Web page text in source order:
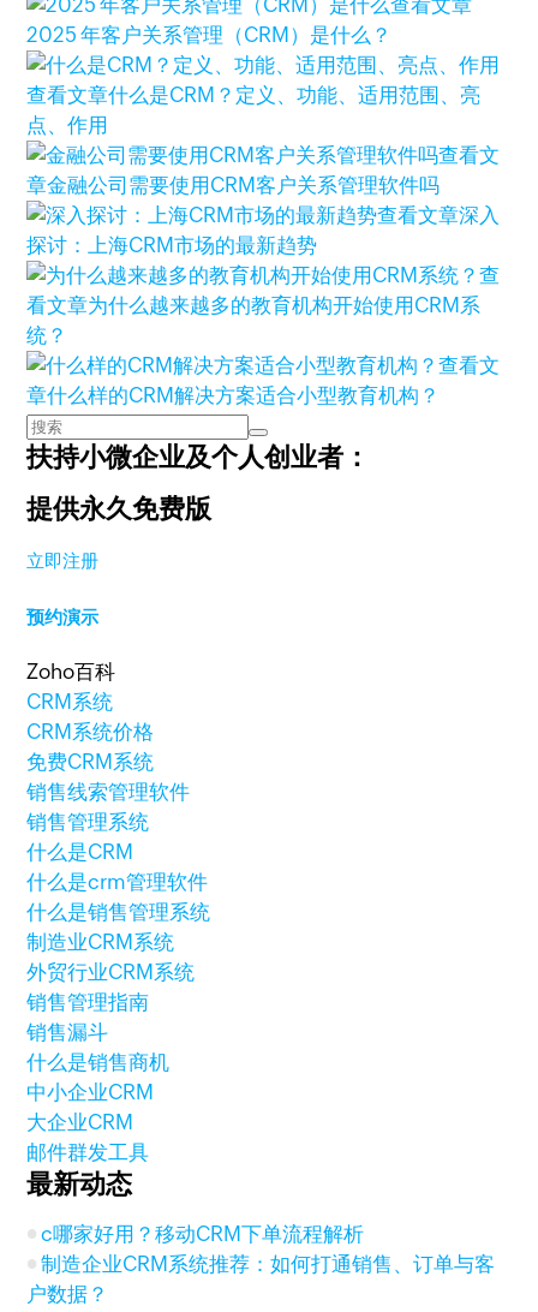
查看文章
2025 年客户关系管理（CRM）是什么？
查看文章什么是CRM？定义、功能、适用范围、亮
点、作用
查看文
章金融公司需要使用CRM客户关系管理软件吗
查看文章深入
探讨：上海CRM市场的最新趋势
查
看文章为什么越来越多的教育机构开始使用CRM系
统？
查看文
章什么样的CRM解决方案适合小型教育机构？
扶持小微企业及个人创业者：
提供永久免费版
立即注册
预约演示
Zoho百科
CRM系统
CRM系统价格
免费CRM系统
销售线索管理软件
销售管理系统
什么是CRM
什么是crm管理软件
什么是销售管理系统
制造业CRM系统
外贸行业CRM系统
销售管理指南
销售漏斗
什么是销售商机
中小企业CRM
大企业CRM
邮件群发工具
最新动态
c哪家好用？移动CRM下单流程解析
制造企业CRM系统推荐：如何打通销售、订单与客
户数据？